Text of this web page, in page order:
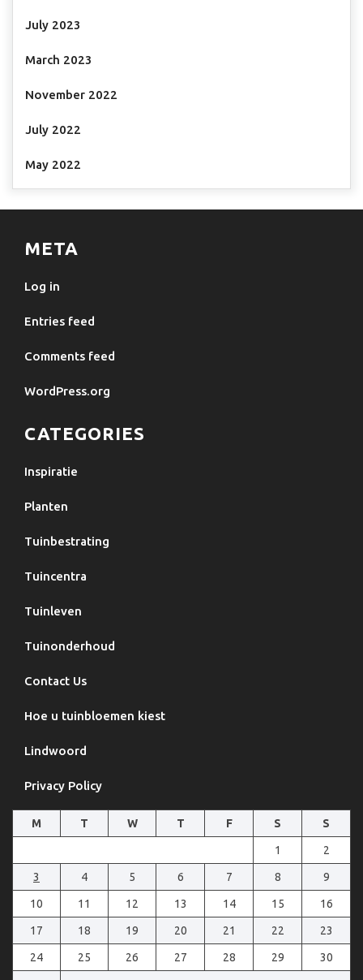
July 2023
March 2023
November 2022
July 2022
May 2022
META
Log in
Entries feed
Comments feed
WordPress.org
CATEGORIES
Inspiratie
Planten
Tuinbestrating
Tuincentra
Tuinleven
Tuinonderhoud
Contact Us
Hoe u tuinbloemen kiest
Lindwoord
Privacy Policy
M T W T F S S
1 2
3 4 5 6 7 8 9
10 11 12 13 14 15 16
17 18 19 20 21 22 23
24 25 26 27 28 29 30